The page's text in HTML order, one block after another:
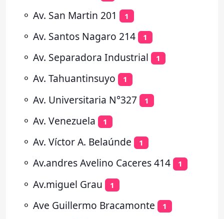
⚬ Av. San Martin 201 1
⚬ Av. Santos Nagaro 214 1
⚬ Av. Separadora Industrial 1
⚬ Av. Tahuantinsuyo 1
⚬ Av. Universitaria N°327 1
⚬ Av. Venezuela 1
⚬ Av. Víctor A. Belaúnde 1
⚬ Av.andres Avelino Caceres 414 1
⚬ Av.miguel Grau 1
⚬ Ave Guillermo Bracamonte 1